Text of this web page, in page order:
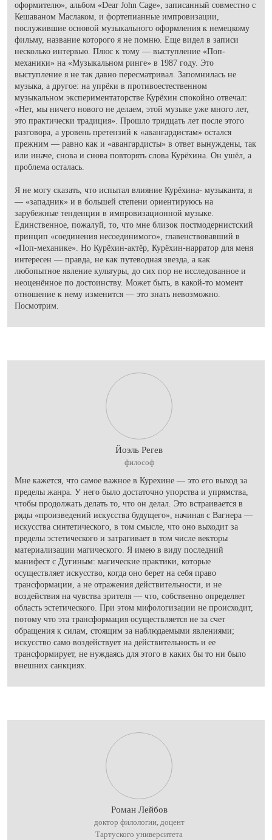
оформителю», альбом «Dear John Cage», записанный совместно с
Кешаваном Маслаком, и фортепианные импровизации,
послужившие основой музыкального оформления к немецкому
фильму, название которого я не помню. Еще видел в записи
несколько интервью. Плюс к тому — выступление «Поп-
механики» на «Музыкальном ринге» в 1987 году. Это
выступление я не так давно пересматривал. Запомнилась не
музыка, а другое: на упрёки в противоестественном
музыкальном экспериментаторстве Курёхин спокойно отвечал:
«Нет, мы ничего нового не делаем, этой музыке уже много лет,
это практически традиция». Прошло тридцать лет после этого
разговора, а уровень претензий к «авангардистам» остался
прежним — равно как и «авангардисты» в ответ вынуждены, так
или иначе, снова и снова повторять слова Курёхина. Он ушёл, а
проблема осталась.
Я не могу сказать, что испытал влияние Курёхина- музыканта; я
— «западник» и в большей степени ориентируюсь на
зарубежные тенденции в импровизационной музыке.
Единственное, пожалуй, то, что мне близок постмодернистский
принцип «соединения несоединимого», главенствовавший в
«Поп-механике». Но Курёхин-актёр, Курёхин-нарратор для меня
интересен — правда, не как путеводная звезда, а как
любопытное явление культуры, до сих пор не исследованное и
неоценённое по достоинству. Может быть, в какой-то момент
отношение к нему изменится — это знать невозможно.
Посмотрим.
Йоэль Регев
философ
Мне кажется, что самое важное в Курехине — это его выход за
пределы жанра. У него было достаточно упорства и упрямства,
чтобы продолжать делать то, что он делал. Это встраивается в
ряды «произведений искусства будущего», начиная с Вагнера —
искусства синтетического, в том смысле, что оно выходит за
пределы эстетического и затрагивает в том числе векторы
материализации магического. Я имею в виду последний
манифест с Дугиным: магические практики, которые
осуществляет искусство, когда оно берет на себя право
трансформации, а не отражения действительности, и не
воздействия на чувства зрителя — что, собственно определяет
область эстетического. При этом мифологизации не происходит,
потому что эта трансформация осуществляется не за счет
обращения к силам, стоящим за наблюдаемыми явлениями;
искусство само воздействует на действительность и ее
трансформирует, не нуждаясь для этого в каких бы то ни было
внешних санкциях.
Роман Лейбов
доктор филологии, доцент
Тартуского университета